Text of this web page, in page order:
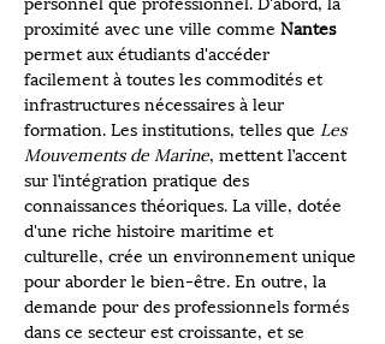
proximité avec une ville comme Nantes
permet aux étudiants d'accéder
facilement à toutes les commodités et
infrastructures nécessaires à leur
formation. Les institutions, telles que Les
Mouvements de Marine, mettent l’accent
sur l’intégration pratique des
connaissances théoriques. La ville, dotée
d'une riche histoire maritime et
culturelle, crée un environnement unique
pour aborder le bien-être. En outre, la
demande pour des professionnels formés
dans ce secteur est croissante, et se